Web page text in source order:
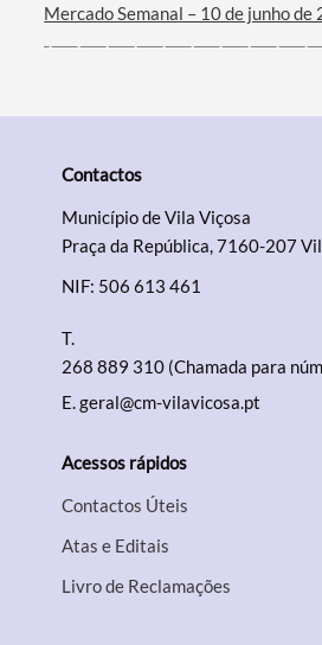
Mercado Semanal – 10 de junho de
Contactos
Município de Vila Viçosa
Praça da República, 7160-207
NIF: 506 613 461
T.
268 889 310 (Chamada para
E.geral@cm-vilavicosa.pt
Acessos rápidos
Contactos Úteis
Atas e Editais
Livro de Reclamações